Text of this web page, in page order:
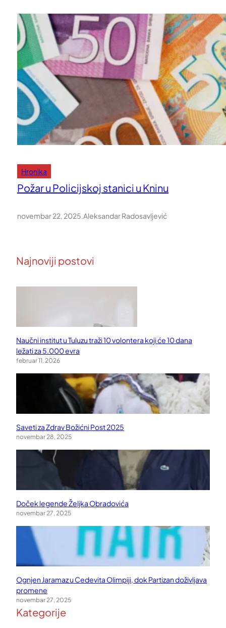
Hronika
Požar u Policijskoj stanici u Kninu
novembar 22, 2025 Aleksandar Radosavljević
Najnoviji postovi
Naučni institut u Tuluzu traži 10 volontera koji će 10 dana
ležati za 5.000 evra
februar 11, 2026
Saveti za Zdrav Božićni Post 2025
novembar 28, 2025
Doček legende Željka Obradovića
novembar 27, 2025
Ognjen Jaramaz u Cedevita Olimpiji, dok Partizan doživljava
promene
novembar 27, 2025
Kategorije